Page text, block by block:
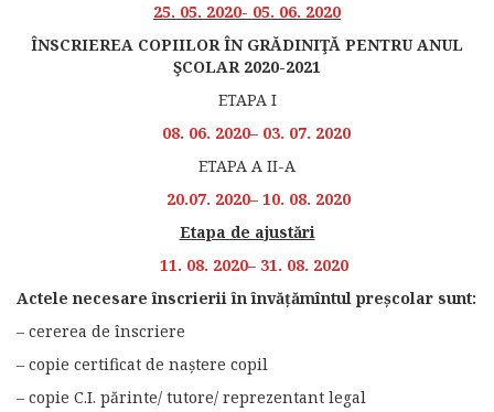
25. 05. 2020- 05. 06. 2020
ÎNSCRIEREA COPIILOR ÎN GRĂDINIŢĂ PENTRU ANUL
ŞCOLAR 2020-2021
ETAPA I
08. 06. 2020– 03. 07. 2020
ETAPA A II-A
20.07. 2020– 10. 08. 2020
Etapa de ajustări
11. 08. 2020– 31. 08. 2020
Actele necesare înscrierii în învățămîntul preșcolar sunt:
– cererea de înscriere
– copie certificat de naștere copil
– copie C.I. părinte/ tutore/ reprezentant legal